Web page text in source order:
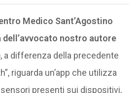
Medico Sant’Agostino
dell’avvocato nostro autore
, a differenza della precedente
riguarda un’app che utilizza
sensori presenti sui dispositivi,